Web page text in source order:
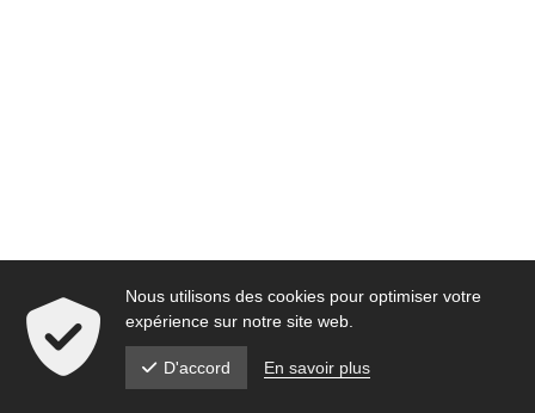
Nous utilisons des cookies pour optimiser votre
expérience sur notre site web.
D'accord En savoir plus